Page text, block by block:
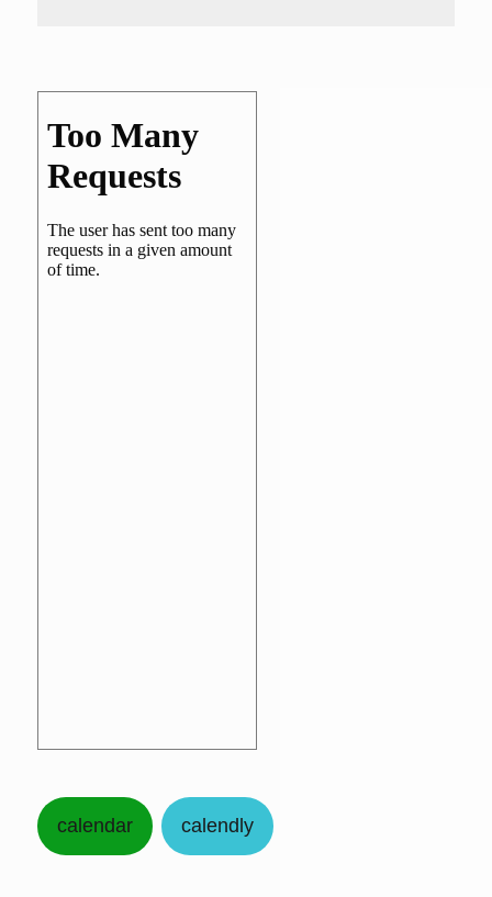
calendar calendly